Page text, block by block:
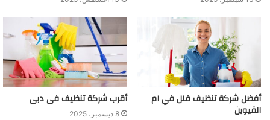
أفضل شركة تنظيف فلل في ام
القيوين
أقرب شركة تنظيف فى دبى
8 ديسمبر، 2025